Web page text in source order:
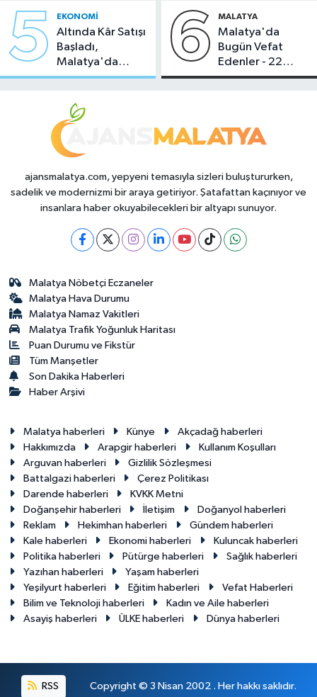
5 EKONOMI
Altında Kâr Satışı
Başladı,
Malatya'da
Makas Ne
6 MALATYA
Malatya'da
Bugün Vefat
Edenler - 22
Temmuz 2026
ajansmalatya.com, yepyeni temasıyla sizleri buluştururken,
sadelik ve modernizmi bir araya getiriyor. Şatafattan kaçınıyor ve
insanlara haber okuyabilecekleri bir altyapı sunuyor.
Malatya Nöbetçi Eczaneler
Malatya Hava Durumu
Malatya Namaz Vakitleri
Malatya Trafik Yoğunluk Haritası
Puan Durumu ve Fikstür
Tüm Manşetler
Son Dakika Haberleri
Haber Arşivi
Malatya haberleri Künye
Akçadağ haberleri
Hakkımızda
Arapgir haberleri
Kullanım Koşulları
Arguvan haberleri
Gizlilik Sözleşmesi
Battalgazi haberleri
Çerez Politikası
Darende haberleri
KVKK Metni
Doğanşehir haberleri
İletişim
Doğanyol haberleri
Reklam
Hekimhan haberleri
Gündem haberleri
Kale haberleri
Ekonomi haberleri
Kuluncak haberleri
Politika haberleri
Pütürge haberleri
Sağlık haberleri
Yazıhan haberleri
Yaşam haberleri
Yeşilyurt haberleri
Eğitim haberleri
Vefat Haberleri
Bilim ve Teknoloji haberleri
Kadın ve Aile haberleri
Asayiş haberleri
ÜLKE haberleri Dünya haberleri
RSS Copyright © 3 Nisan 2002 . Her hakkı saklıdır.